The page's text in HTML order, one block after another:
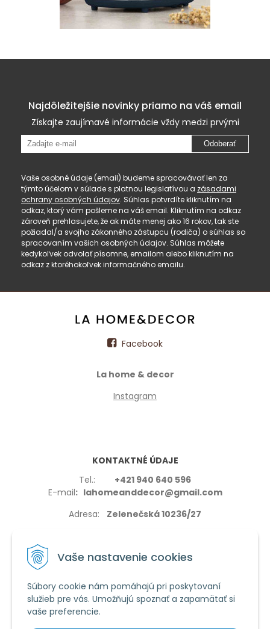
Vaše nastavenie cookies
Súbory cookie nám pomáhajú pri poskytovaní
služieb pre vás. Umožňujú spoznať a zapamätať si
vaše preferencie.
Najdôležitejšie novinky priamo na váš email
Získajte zaujímavé informácie vždy medzi prvými
Odoberať
Vaše osobné údaje (email) budeme spracovávať len za
týmto účelom v súlade s platnou legislatívou a zásadami
ochrany osobných údajov. Súhlas potvrdíte kliknutím na
odkaz, ktorý vám pošleme na váš email. Kliknutím na odkaz
zároveň prehlasujete, že ak máte menej ako 16 rokov, tak ste
požiadal/a svojho zákonného zástupcu (rodiča) o súhlas so
spracovaním vašich osobných údajov. Súhlas môžete
kedykoľvek odvolať písomne, emailom alebo kliknutím na
odkaz z ktoréhokoľvek informačného emailu.
Facebook
La home & decor
Instagram
KONTAKTNÉ ÚDAJE
Tel.: +421 940 640 596
E-mail: lahomeanddecor@gmail.com
Adresa: Zelenečská 10236/27
VŠETKO O NÁKUPE